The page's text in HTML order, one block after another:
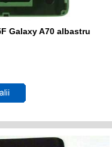
Galaxy A70 albastru